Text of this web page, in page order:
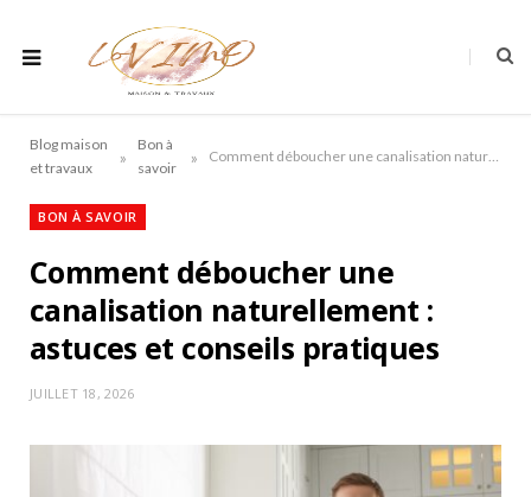
Blog maison
et travaux
»
Bon à
savoir
» Comment déboucher une canalisation naturellement : astuces et conseils pratiques
BON À SAVOIR
Comment déboucher une
canalisation naturellement :
astuces et conseils pratiques
JUILLET 18, 2026